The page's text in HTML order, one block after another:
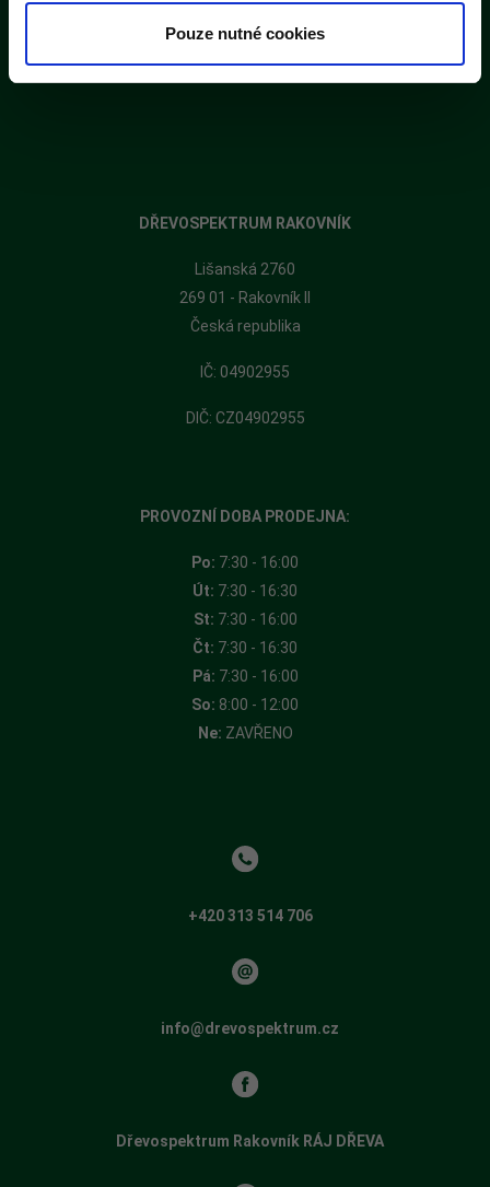
Pouze nutné cookies
DŘEVOSPEKTRUM RAKOVNÍK
Lišanská 2760
269 01 - Rakovník II
Česká republika
​IČ: 04902955
DIČ: CZ04902955
PROVOZNÍ DOBA PRODEJNA:
Po: 7:30 - 16:00
Út: 7:30 - 16:30
St: 7:30 - 16:00
Čt: 7:30 - 16:30
Pá: 7:30 - 16:00
So: 8:00 - 12:00
Ne: ZAVŘENO
+420 313 514 706
info@drevospektrum.cz
Dřevospektrum Rakovník RÁJ DŘEVA